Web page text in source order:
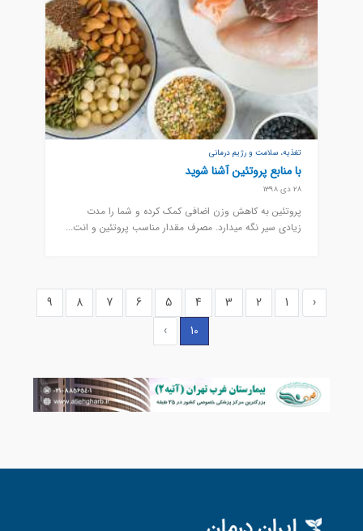
تغذیه، سلامت و رژیم درمانی
با منابع پروتئین آشنا شوید
28 دی 1398
پروتئین به کاهش وزن اضافی کمک کرده و شما را مدت
زیادی سیر نگه میدارد. مصرف مقدار مناسب پروتئین و انت...
‹
1
2
3
4
5
6
7
8
9
10
›